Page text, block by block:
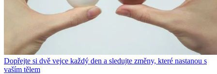
Dopřejte si dvě vejce každý den a sledujte změny, které nastanou s
vaším tělem